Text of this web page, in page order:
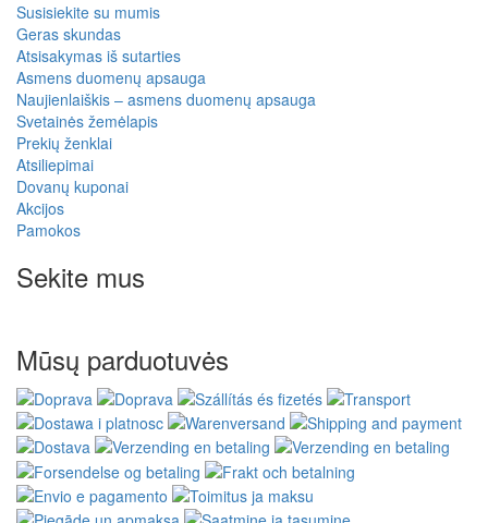
Susisiekite su mumis
Geras skundas
Atsisakymas iš sutarties
Asmens duomenų apsauga
Naujienlaiškis – asmens duomenų apsauga
Svetainės žemėlapis
Prekių ženklai
Atsiliepimai
Dovanų kuponai
Akcijos
Pamokos
Sekite mus
Mūsų parduotuvės